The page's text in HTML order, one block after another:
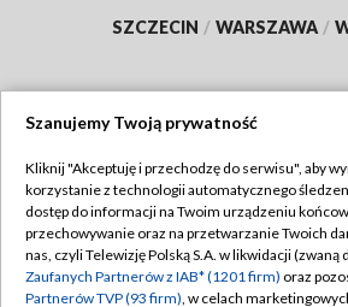
SZCZECIN / WARSZAWA /
TVP
Abonament TVP
Emisja w TVP
Regulamin TVP
Polityka
Szanujemy Twoją prywatność
Kliknij "Akceptuję i przechodzę do serwisu", aby
korzystanie z technologii automatycznego
dostęp do informacji na Twoim urządzeniu
przechowywanie oraz na przetwarzanie Twoich
nas, czyli Telewizję Polską S.A. w likwidacji (zwaną
Zaufanych Partnerów z IAB* (1201 firm) oraz
Partnerów TVP (93 firm), w celach